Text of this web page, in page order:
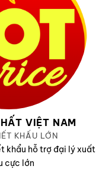
VIỆT NAM
KHẤU LỚN
khẩu hỗ trợ đại lý xuất
cực lớn